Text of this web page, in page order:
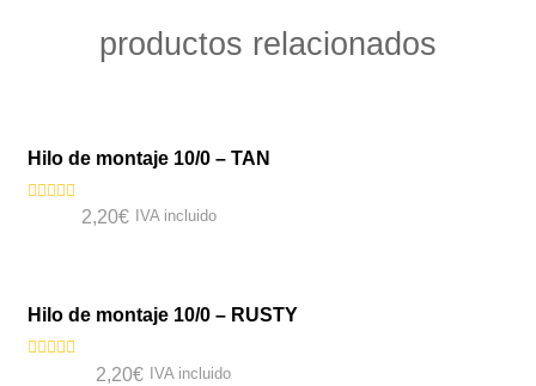
productos relacionados
Hilo de montaje 10/0 – TAN
Valorado2,20€ IVA incluido
Hilo de montaje 10/0 – RUSTY
2,20€ IVA incluido